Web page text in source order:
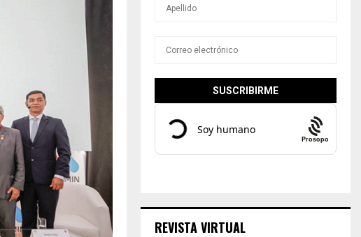
Prosopo
REVISTA VIRTUAL